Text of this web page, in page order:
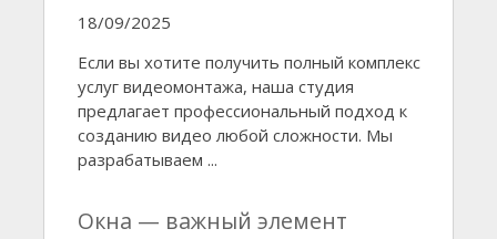
18/09/2025
Если вы хотите получить полный комплекс
услуг видеомонтажа, наша студия
предлагает профессиональный подход к
созданию видео любой сложности. Мы
разрабатываем ...
Окна — важный элемент